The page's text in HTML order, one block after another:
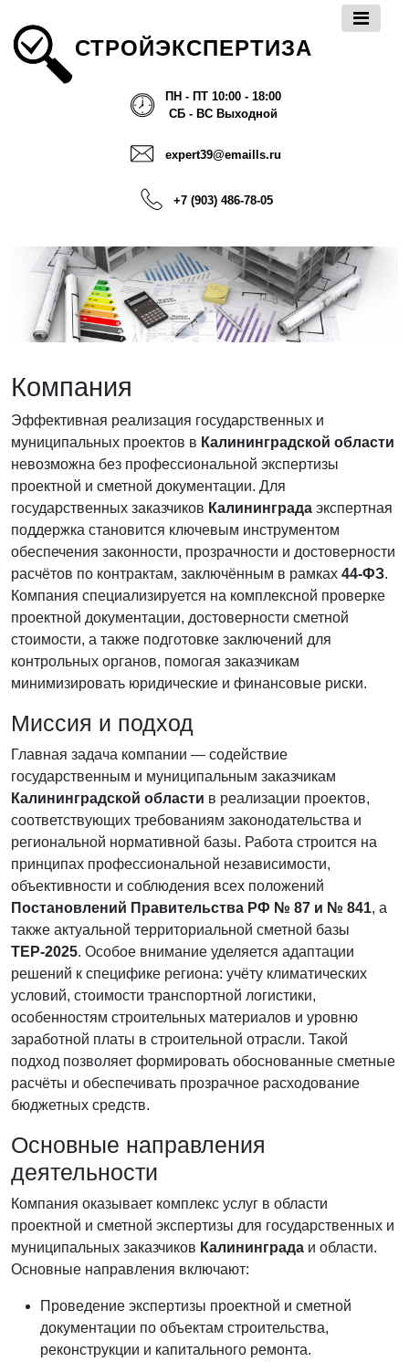
СТРОЙЭКСПЕРТИЗА
ПН - ПТ 10:00 - 18:00
СБ - ВС Выходной
expert39@emaills.ru
+7 (903) 486-78-05
Компания
Эффективная реализация государственных и
муниципальных проектов в Калининградской области
невозможна без профессиональной экспертизы
проектной и сметной документации. Для
государственных заказчиков Калининграда экспертная
поддержка становится ключевым инструментом
обеспечения законности, прозрачности и достоверности
расчётов по контрактам, заключённым в рамках 44-ФЗ.
Компания специализируется на комплексной проверке
проектной документации, достоверности сметной
стоимости, а также подготовке заключений для
контрольных органов, помогая заказчикам
минимизировать юридические и финансовые риски.
Миссия и подход
Главная задача компании — содействие
государственным и муниципальным заказчикам
Калининградской области в реализации проектов,
соответствующих требованиям законодательства и
региональной нормативной базы. Работа строится на
принципах профессиональной независимости,
объективности и соблюдения всех положений
Постановлений Правительства РФ № 87 и № 841, а
также актуальной территориальной сметной базы
ТЕР-2025. Особое внимание уделяется адаптации
решений к специфике региона: учёту климатических
условий, стоимости транспортной логистики,
особенностям строительных материалов и уровню
заработной платы в строительной отрасли. Такой
подход позволяет формировать обоснованные сметные
расчёты и обеспечивать прозрачное расходование
бюджетных средств.
Основные направления
деятельности
Компания оказывает комплекс услуг в области
проектной и сметной экспертизы для государственных и
муниципальных заказчиков Калининграда и области.
Основные направления включают:
Проведение экспертизы проектной и сметной
документации по объектам строительства,
реконструкции и капитального ремонта.